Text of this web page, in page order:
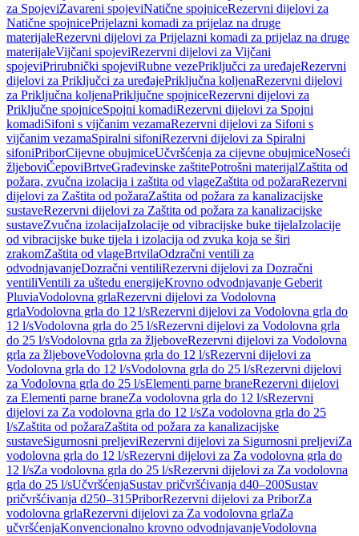
za SpojeviZavareni spojeviNatične spojniceRezervni dijelovi za
Natične spojnicePrijelazni komadi za prijelaz na druge
materijaleRezervni dijelovi za Prijelazni komadi za prijelaz na druge
materijaleVijčani spojeviRezervni dijelovi za Vijčani
spojeviPrirubnički spojeviRubne vezePriključci za uređajeRezervni
dijelovi za Priključci za uređajePriključna koljenaRezervni dijelovi
za Priključna koljenaPriključne spojniceRezervni dijelovi za
Priključne spojniceSpojni komadiRezervni dijelovi za Spojni
komadiSifoni s vijčanim vezamaRezervni dijelovi za Sifoni s
vijčanim vezamaSpiralni sifoniRezervni dijelovi za Spiralni
sifoniPriborCijevne obujmiceUčvršćenja za cijevne obujmiceNoseći
žljeboviČepoviBrtveGrađevinske zaštitePotrošni materijalZaštita od
požara, zvučna izolacija i zaštita od vlageZaštita od požaraRezervni
dijelovi za Zaštita od požaraZaštita od požara za kanalizacijske
sustaveRezervni dijelovi za Zaštita od požara za kanalizacijske
sustaveZvučna izolacijaIzolacije od vibracijske buke tijelaIzolacije
od vibracijske buke tijela i izolacija od zvuka koja se širi
zrakomZaštita od vlageBrtvilaOdzračni ventili za
odvodnjavanjeDozračni ventiliRezervni dijelovi za Dozračni
ventiliVentili za uštedu energijeKrovno odvodnjavanje Geberit
PluviaVodolovna grlaRezervni dijelovi za Vodolovna
grlaVodolovna grla do 12 l/sRezervni dijelovi za Vodolovna grla do
12 l/sVodolovna grla do 25 l/sRezervni dijelovi za Vodolovna grla
do 25 l/sVodolovna grla za žljeboveRezervni dijelovi za Vodolovna
grla za žljeboveVodolovna grla do 12 l/sRezervni dijelovi za
Vodolovna grla do 12 l/sVodolovna grla do 25 l/sRezervni dijelovi
za Vodolovna grla do 25 l/sElementi parne braneRezervni dijelovi
za Elementi parne braneZa vodolovna grla do 12 l/sRezervni
dijelovi za Za vodolovna grla do 12 l/sZa vodolovna grla do 25
l/sZaštita od požaraZaštita od požara za kanalizacijske
sustaveSigurnosni preljeviRezervni dijelovi za Sigurnosni preljeviZa
vodolovna grla do 12 l/sRezervni dijelovi za Za vodolovna grla do
12 l/sZa vodolovna grla do 25 l/sRezervni dijelovi za Za vodolovna
grla do 25 l/sUčvršćenjaSustav pričvršćivanja d40–200Sustav
pričvršćivanja d250–315PriborRezervni dijelovi za PriborZa
vodolovna grlaRezervni dijelovi za Za vodolovna grlaZa
učvršćenjaKonvencionalno krovno odvodnjavanjeVodolovna